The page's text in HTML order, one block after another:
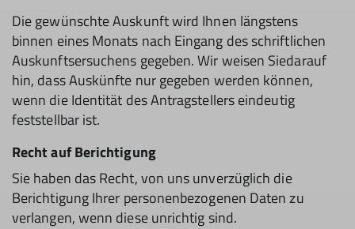
Die gewünschte Auskunft wird Ihnen längstens
binnen eines Monats nach Eingang des schriftlichen
Auskunftsersuchens gegeben. Wir weisen Siedarauf
hin, dass Auskünfte nur gegeben werden können,
wenn die Identität des Antragstellers eindeutig
feststellbar ist.
Recht auf Berichtigung
Sie haben das Recht, von uns unverzüglich die
Berichtigung Ihrer personenbezogenen Daten zu
verlangen, wenn diese unrichtig sind.